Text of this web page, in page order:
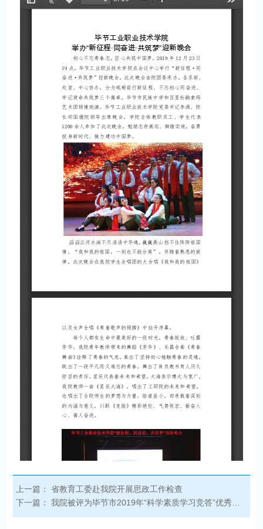
上一篇： 省教育工委赴我院开展思政工作检查
下一篇： 我院被评为毕节市2019年“科学素质学习竞答”优秀组织单位